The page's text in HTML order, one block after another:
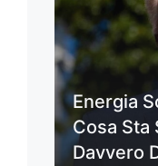
Energia
Cosa Sta
Davvero